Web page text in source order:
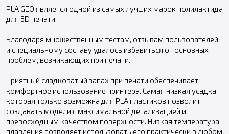
PLA GEO является одной из самых лучших марок полилактида
для 3D печати.
Благодаря множественным тестам, отзывам пользователей
и специальному составу удалось избавиться от основных
проблем, возникающих при печати.
Приятный сладковатый запах при печати обеспечивает
комфортное использование принтера. Самая низкая усадка,
которая только возможна для PLA пластиков позволит
создавать модели с максимальной детализацией и
превосходным качеством поверхности. Низкая температура
плавления позволяет использовать его практически в любом